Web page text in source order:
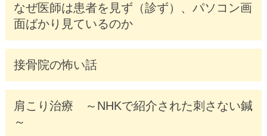
なぜ医師は患者を見ず（診ず）、パソコン画
面ばかり見ているのか
接骨院の怖い話
肩こり治療 ～NHKで紹介された刺さない鍼
～